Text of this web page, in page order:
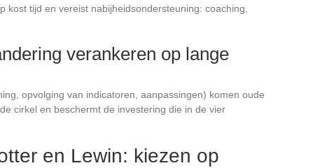
kost tijd en vereist nabijheidsondersteuning: coaching,
verankeren op lange
opvolging van indicatoren, aanpassingen) komen oude
cirkel en beschermt de investering die in de vier
en Lewin: kiezen op